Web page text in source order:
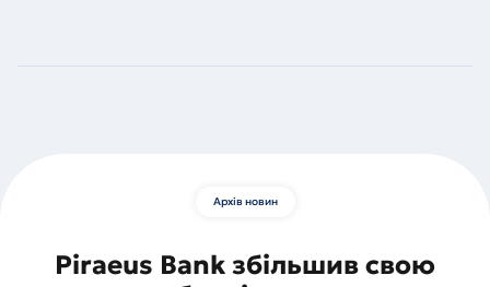
Архів новин
Piraeus Bank збільшив свою